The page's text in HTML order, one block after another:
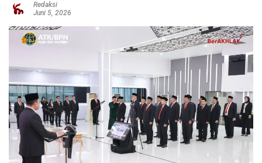
Redaksi
Juni 5, 2026